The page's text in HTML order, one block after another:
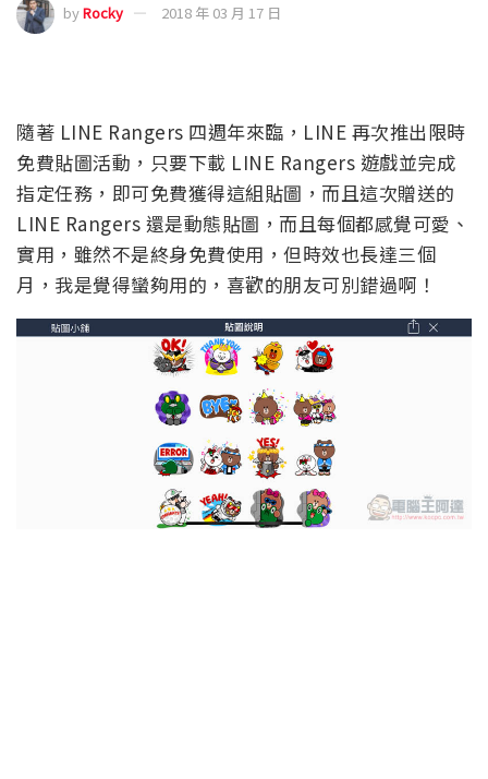
byRocky 2018 年 03 月 17 日
隨著 LINE Rangers 四週年來臨，LINE 再次推出限時
免費貼圖活動，只要下載 LINE Rangers 遊戲並完成
指定任務，即可免費獲得這組貼圖，而且這次贈送的
LINE Rangers 還是動態貼圖，而且每個都感覺可愛、
實用，雖然不是終身免費使用，但時效也長達三個
月，我是覺得蠻夠用的，喜歡的朋友可別錯過啊！